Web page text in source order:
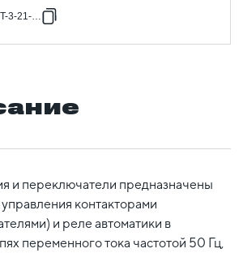
3-21-K01
и переключатели предназначены
контакторами
и реле автоматики в
переменного тока частотой 50 Гц,